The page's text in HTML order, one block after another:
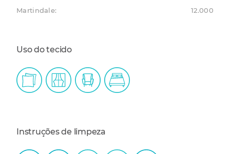
Martindale: 12.000
Uso do tecido
Instruções de limpeza